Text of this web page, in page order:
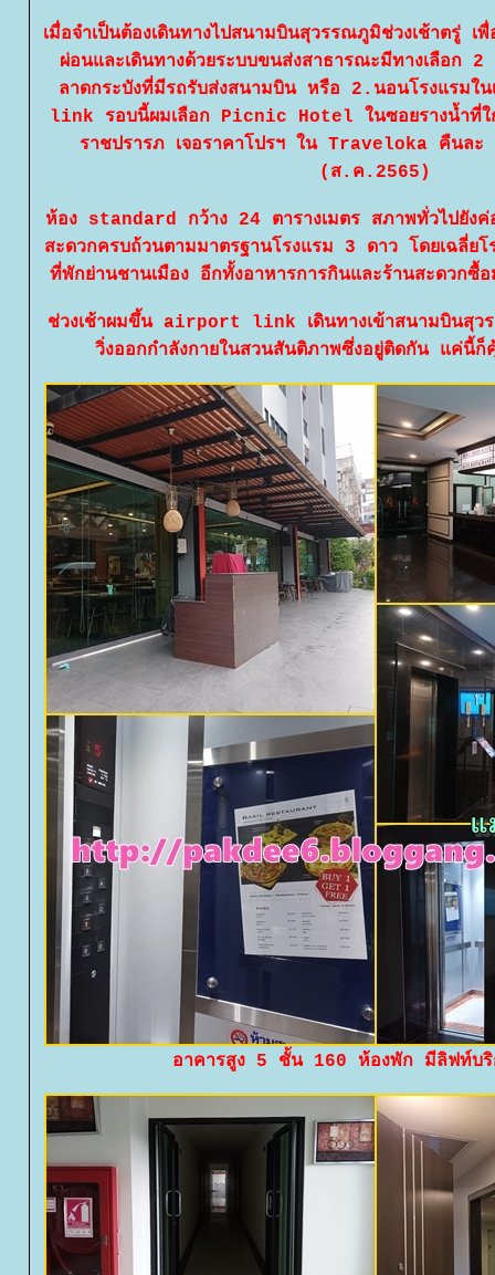
เมื่อจำเป็นต้องเดินทางไปสนามบินสุวรรณภูมิช่วงเช้าตรู่ เ
ผ่อนและเดินทางด้วยระบบขนส่งสาธารณะมีทางเลือก
ลาดกระบังที่มีรถรับส่งสนามบิน หรือ 2.นอนโรงแรม
link รอบนี้ผมเลือก Picnic Hotel ในซอยรางน้ำ
ราชปรารภ เจอราคาโปรฯ ใน Traveloka คืนล
(ส.ค.2565)
ห้อง standard กว้าง 24 ตารางเมตร สภาพทั่วไปยังค่
สะดวกครบถ้วนตามมาตรฐานโรงแรม 3 ดาว โดยเฉลี่ยโ
ที่พักย่านชานเมือง อีกทั้งอาหารการกินและร้านสะดวก
ช่วงเช้าผมขึ้น airport link เดินทางเข้าสนามบินสุวร
วิ่งออกกำลังกายในสวนสันติภาพซึ่งอยู่ติดกัน แค่นี้ก็
อาคารสูง 5 ชั้น 160 ห้องพัก มีลิฟท์บ